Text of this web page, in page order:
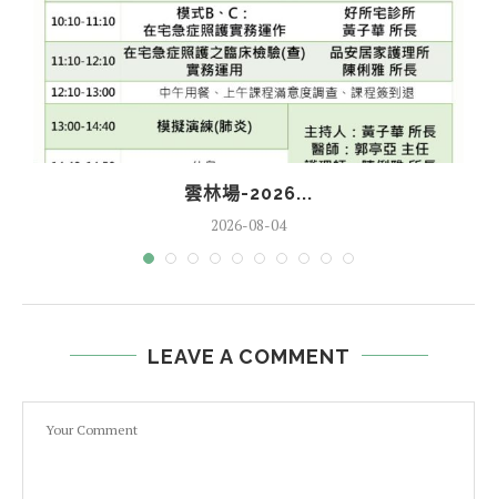
雲林場-2026...
2026-08-04
LEAVE A COMMENT